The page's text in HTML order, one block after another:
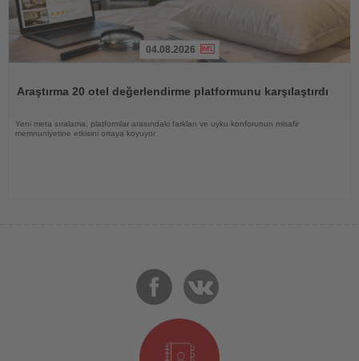
04.08.2026
Araştırma 20 otel değerlendirme platformunu karşılaştırdı
Yeni meta sıralama, platformlar arasındaki farkları ve uyku konforunun misafir
memnuniyetine etkisini ortaya koyuyor